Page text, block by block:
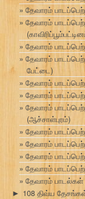
தேவாரம்
தேவாரம்
தேவாரம்
தேவாரம்
பேட்டை)
தேவாரம்
தேவாரம்
தேவாரம்
(ஆச்சாள்புரம்)
தேவாரம்
தேவாரம்
தேவாரம்
தேவாரம்
தேவாரம்
► 108 திவ்ய